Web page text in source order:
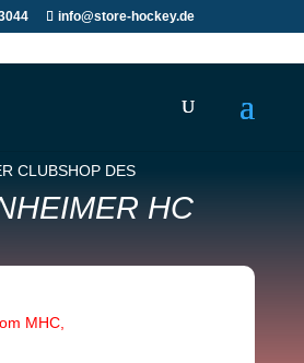
info@store-hockey.de
CLUBSHOP DES
HC
MHC,